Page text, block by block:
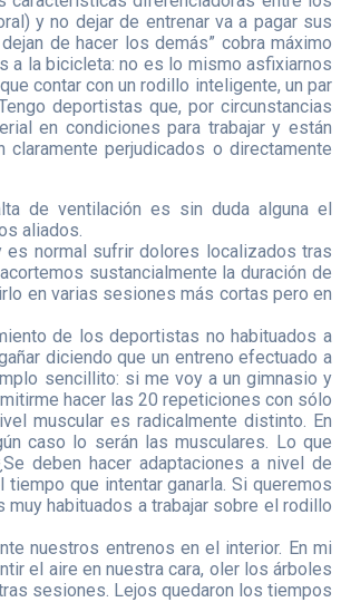
y no dejar de entrenar va a pagar sus
de hacer los demás” cobra máximo
a la bicicleta: no es lo mismo asfixiarnos
contar con un rodillo inteligente, un par
deportistas que, por circunstancias
en condiciones para trabajar y están
perjudicados o directamente
de ventilación es sin duda alguna el
aliados.
es normal sufrir dolores localizados tras
sustancialmente la duración de
en varias sesiones más cortas pero en
de los deportistas no habituados a
diciendo que un entreno efectuado a
sencillito: si me voy a un gimnasio y
hacer las 20 repeticiones con sólo
muscular es radicalmente distinto. En
caso lo serán las musculares. Lo que
deben hacer adaptaciones a nivel de
que intentar ganarla. Si queremos
habituados a trabajar sobre el rodillo
nuestros entrenos en el interior. En mi
el aire en nuestra cara, oler los árboles
sesiones. Lejos quedaron los tiempos